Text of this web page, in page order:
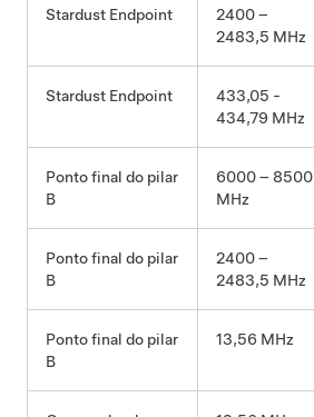
Stardust Endpoint
2400 –
2483,5 MHz
Stardust Endpoint
433,05 -
434,79 MHz
Ponto final do pilar
B
6000 – 8500
MHz
Ponto final do pilar
B
2400 –
2483,5 MHz
Ponto final do pilar
B
13,56 MHz